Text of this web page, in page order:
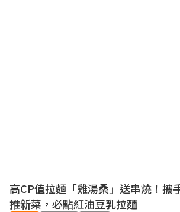
優惠
高CP值拉麵「雞湯桑」送串燒！攜
推新菜，必點紅油豆乳拉麵